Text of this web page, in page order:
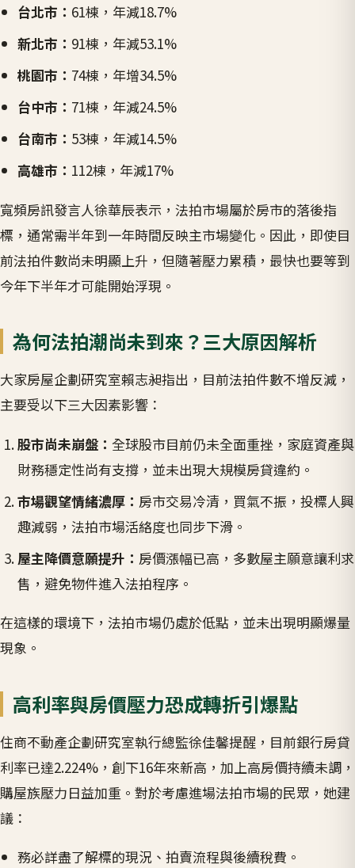
台北市： 61棟，年減18.7%
新北市： 91棟，年減53.1%
桃園市： 74棟，年增34.5%
台中市： 71棟，年減24.5%
台南市： 53棟，年減14.5%
高雄市： 112棟，年減17%
寬頻房訊發言人徐華辰表示，法拍市場屬於房市的落後指
標，通常需半年到一年時間反映主市場變化。因此，即使目
前法拍件數尚未明顯上升，但隨著壓力累積，最快也要等到
今年下半年才可能開始浮現。
為何法拍潮尚未到來？三大原因解析
大家房屋企劃研究室賴志昶指出，目前法拍件數不增反減，
主要受以下三大因素影響：
股市尚未崩盤： 全球股市目前仍未全面重挫，家庭資產與
財務穩定性尚有支撐，並未出現大規模房貸違約。
市場觀望情緒濃厚： 房市交易冷清，買氣不振，投標人興
趣減弱，法拍市場活絡度也同步下滑。
屋主降價意願提升： 房價漲幅已高，多數屋主願意讓利求
售，避免物件進入法拍程序。
在這樣的環境下，法拍市場仍處於低點，並未出現明顯爆量
現象。
高利率與房價壓力恐成轉折引爆點
住商不動產企劃研究室執行總監徐佳馨提醒，目前銀行房貸
利率已達2.224%，創下16年來新高，加上高房價持續未調，
購屋族壓力日益加重。對於考慮進場法拍市場的民眾，她建
議：
務必詳盡了解標的現況、拍賣流程與後續稅費。